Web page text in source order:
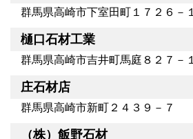
群馬県高崎市下室田町１７２６－１
樋口石材工業
群馬県高崎市吉井町馬庭８２７－１
庄石材店
群馬県高崎市新町２４３９－７
（株）飯野石材